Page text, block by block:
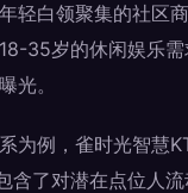
轻白领聚集的社区
35岁的休闲娱乐
光。
为例，雀时光智慧
含了对潜在点位人